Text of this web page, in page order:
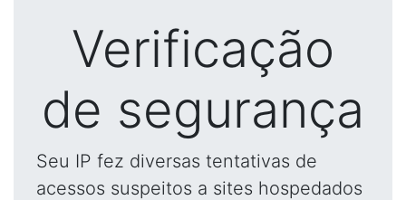
Verificação
de segurança
Seu IP fez diversas tentativas de
acessos suspeitos a sites hospedados